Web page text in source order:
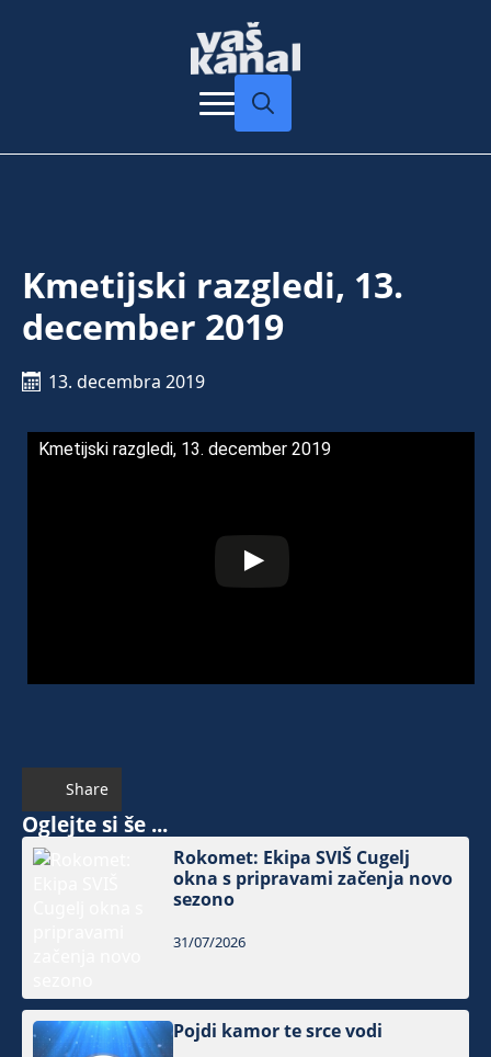
Kmetijski razgledi, 13.
december 2019
13. decembra 2019
Kmetijski razgledi, 13. december 2019
Share
Oglejte si še ...
Rokomet: Ekipa SVIŠ Cugelj
okna s pripravami začenja novo
sezono
31/07/2026
Pojdi kamor te srce vodi